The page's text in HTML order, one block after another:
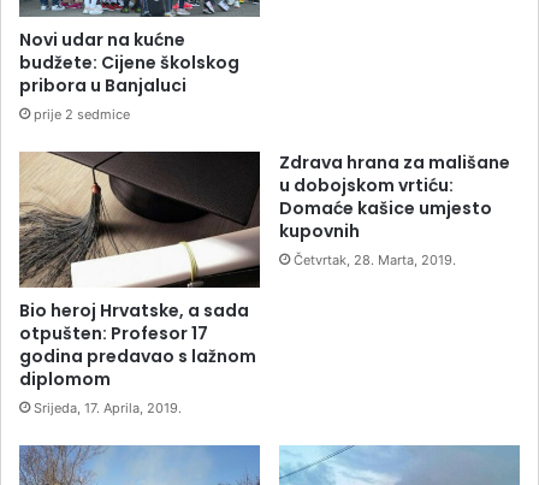
Novi udar na kućne
budžete: Cijene školskog
pribora u Banjaluci
prije 2 sedmice
Bio heroj Hrvatske, a sada
otpušten: Profesor 17
godina predavao s lažnom
diplomom
Srijeda, 17. Aprila, 2019.
Zdrava hrana za mališane
u dobojskom vrtiću:
Domaće kašice umjesto
kupovnih
Četvrtak, 28. Marta, 2019.